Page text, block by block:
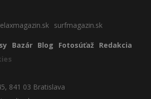
surfmagazin.sk
Bazár Blog Fotosúťaž Redakcia
841 03 Bratislava